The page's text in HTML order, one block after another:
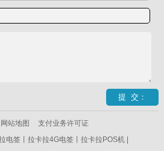
网站地图
支付业务许可证
电签丨拉卡拉4G电签丨拉卡拉POS机 |